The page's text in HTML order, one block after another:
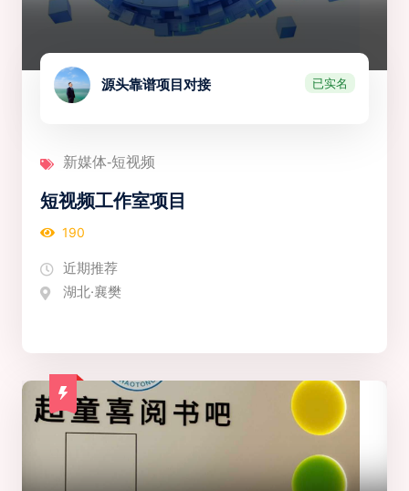
源头靠谱项目对接 已实名
新媒体-短视频
短视频工作室项目
190
近期推荐
湖北·襄樊